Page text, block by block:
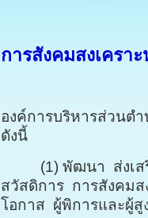
การสังคมสงเคราะ
องค์การบริหารส่วนต
ดังนี้
(1) พัฒนา ส่งเสริ
สวัสดิการ การสังคม
โอกาส ผู้พิการและผู้